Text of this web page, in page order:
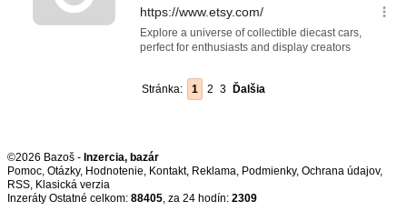
Stránka: 1 2 3 Ďalšia
©2026 Bazoš - Inzercia, bazár
Pomoc, Otázky, Hodnotenie, Kontakt, Reklama, Podmienky, Ochrana údajov,
RSS,
Inzeráty Ostatné celkom: 88405, za 24 hodín: 2309